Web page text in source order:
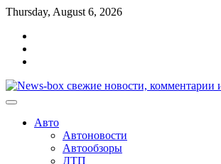
Перейти
содержимому
Thursday, August 6, 2026
Авто
Автоновости
Автообзоры
ДТП